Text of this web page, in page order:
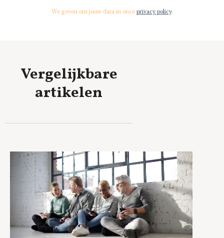
We geven om jouw data in onze privacy policy.
Vergelijkbare
artikelen